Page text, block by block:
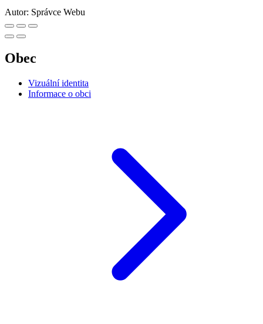
Autor: Správce Webu
Obec
Vizuální identita
Informace o obci